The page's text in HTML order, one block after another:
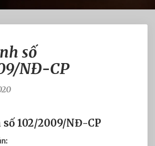
ị
s
số
NĐ-CP
102/2009/NĐ-CP